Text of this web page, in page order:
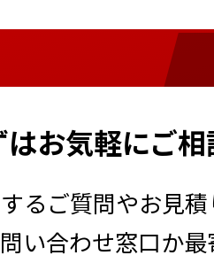
はお気軽にご
るご質問やお見
い合わせ窓口か